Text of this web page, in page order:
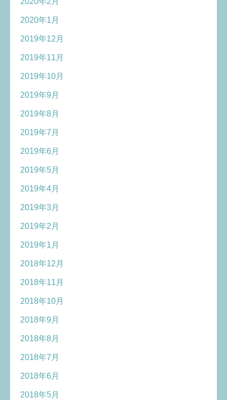
2020年1月
2019年12月
2019年11月
2019年10月
2019年9月
2019年8月
2019年7月
2019年6月
2019年5月
2019年4月
2019年3月
2019年2月
2019年1月
2018年12月
2018年11月
2018年10月
2018年9月
2018年8月
2018年7月
2018年6月
2018年5月